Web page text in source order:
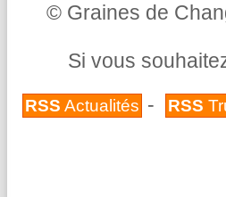
© Graines de
Si vous
RSS Actualités - RSS